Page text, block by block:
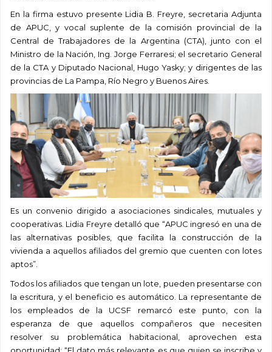
En la firma estuvo presente Lidia B. Freyre, secretaria Adjunta
de APUC, y vocal suplente de la comisión provincial de la
Central de Trabajadores de la Argentina (CTA), junto con el
Ministro de la Nación, Ing. Jorge Ferraresi; el secretario General
de la CTA y Diputado Nacional, Hugo Yasky; y dirigentes de las
provincias de La Pampa, Río Negro y Buenos Aires.
Es un convenio dirigido a asociaciones sindicales, mutuales y
cooperativas. Lidia Freyre detalló que “APUC ingresó en una de
las alternativas posibles, que facilita la construcción de la
vivienda a aquellos afiliados del gremio que cuenten con lotes
aptos”.
Todos los afiliados que tengan un lote, pueden presentarse con
la escritura, y el beneficio es automático. La representante de
los empleados de la UCSF remarcó este punto, con la
esperanza de que aquellos compañeros que necesiten
resolver su problemática habitacional, aprovechen esta